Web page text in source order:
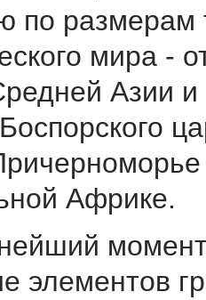
по размерам
мира -
Азии
Африке.
элементов